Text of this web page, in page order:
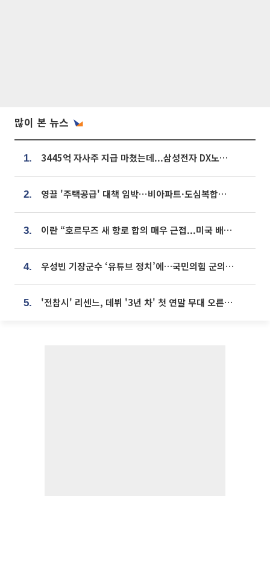
많이 본 뉴스
1. 3445억 자사주 지급 마쳤는데...삼성전자 DX노조, 뒤늦은 '떼쓰기 집회'
2. 영끌 '주택공급' 대책 임박⋯비아파트·도심복합까지 총동원
3. 이란 “호르무즈 새 항로 합의 매우 근접...미국 배상 먼저”
4. 우성빈 기장군수 ‘유튜브 정치’에…국민의힘 군의원들 집단 반발
5. '전참시' 리센느, 데뷔 '3년 차' 첫 연말 무대 오른다⋯"그동안 섭외 안 와"